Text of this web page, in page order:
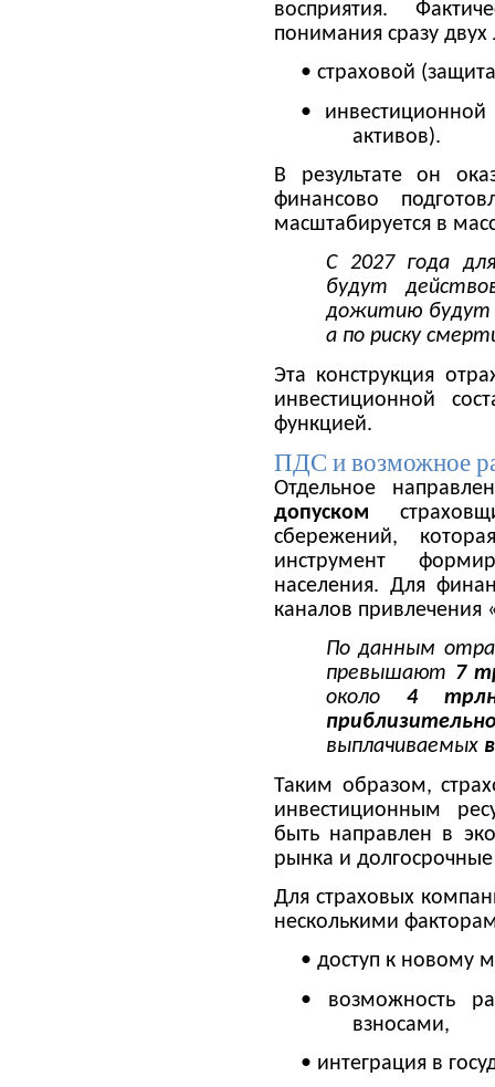
восприятия.
понимания сразу двух
• страховой
• инвестиционной
активов).
В результате он
финансово
масштабируется в
С 2027 года
будут
дожитию будут
а по риску
Эта конструкция
инвестиционной
функцией.
ПДС и возможное
Отдельное
допуском
сбережений,
инструмент
населения. Для
каналов привлечения
По данным
превышают 7
около4
выплачиваемых
Таким образом,
инвестиционным
быть направлен в
рынка и
Для страховых
несколькими
• доступ к новому
• возможность
взносами,
• интеграция в